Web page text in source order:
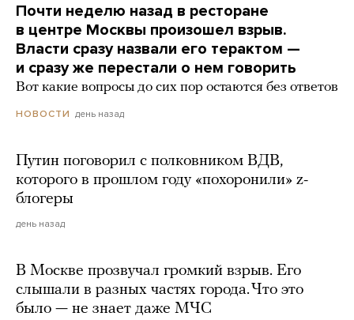
Почти неделю назад в ресторане
в центре Москвы произошел взрыв.
Власти сразу назвали его терактом —
и сразу же перестали о нем говорить
Вот какие вопросы до сих пор остаются без ответов
НОВОСТИ день назад
Путин поговорил с полковником ВДВ,
которого в прошлом году «похоронили» z-
блогеры
день назад
В Москве прозвучал громкий взрыв. Его
слышали в разных частях города. Что это
было — не знает даже МЧС